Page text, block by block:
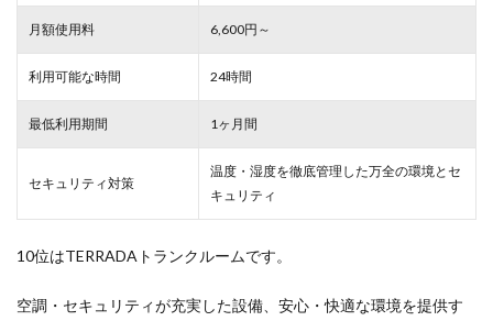
月額使用料 6,600円～
利用可能な時間 24時間
最低利用期間 1ヶ月間
セキュリティ対策
温度・湿度を徹底管理した万全の環境とセ
キュリティ
10位はTERRADAトランクルームです。
空調・セキュリティが充実した設備、安心・快適な環境を提供す